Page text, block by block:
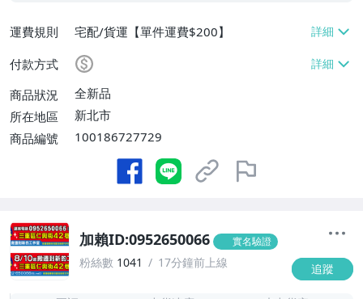
運費規則
宅配/貨運【單件運費$200】
付款方式
商品狀況
全新品
所在地區
新北市
商品編號
100186727729
加賴ID:0952650066 實名驗證
粉絲數 1041 17分鐘前上線 追蹤